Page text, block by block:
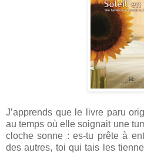
J’apprends que le livre paru
au temps où elle soignait une
cloche sonne : es-tu prête à
des autres, toi qui tais les